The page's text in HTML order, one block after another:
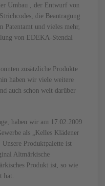
Umbau , der Entwurf von
die Beantragung
Patentamt und vieles mehr,
von EDEKA-Stendal
zusätzliche Produkte
haben wir viele weitere
auch schon weit darüber
haben wir am 17.02.2009
als „Kelles Klädener
Produktpalette ist
Altmärkische
Produkt ist, so wie
hat.